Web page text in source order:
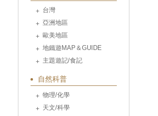
台灣
亞洲地區
歐美地區
地鐵遊MAP＆GUIDE
主題遊記/食記
自然科普
物理/化學
天文/科學